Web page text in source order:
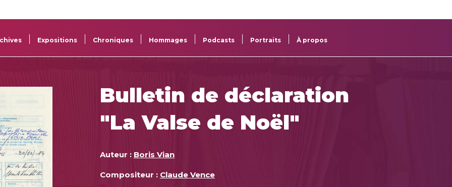
Sacem
projets
Sacem
des œuvres
Expositions Chroniques Hommages Podcasts Portraits À propos
Bulletin de déclaration
"La Valse de Noël"
Auteur : Boris Vian
Compositeur : Claude Vence